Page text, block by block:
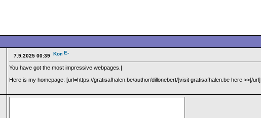
7.9.2025 00:39
You have got the most impressive webpages.|
Here is my homepage: [url=https://gratisafhalen.be/author/dillonebert/]visit gratisafhalen.be here >>[/url]